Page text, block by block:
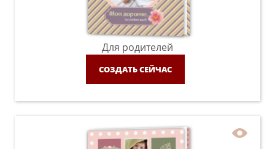
Для родителей
СОЗДАТЬ СЕЙЧАС